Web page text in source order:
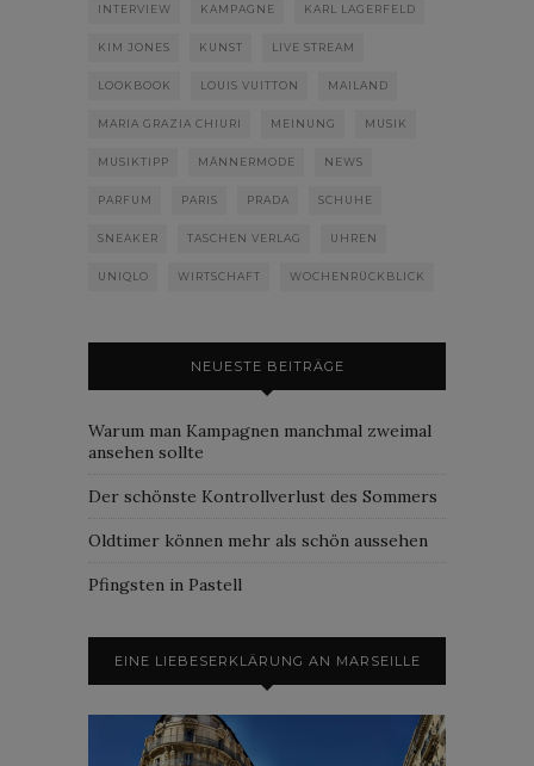
INTERVIEW KAMPAGNE KARL LAGERFELD
KIM JONES KUNST LIVE STREAM
LOOKBOOK LOUIS VUITTON MAILAND
MARIA GRAZIA CHIURI MEINUNG MUSIK
MUSIKTIPP MÄNNERMODE NEWS
PARFUM PARIS PRADA SCHUHE
SNEAKER TASCHEN VERLAG UHREN
UNIQLO WIRTSCHAFT WOCHENRÜCKBLICK
NEUESTE BEITRÄGE
Warum man Kampagnen manchmal zweimal
ansehen sollte
Der schönste Kontrollverlust des Sommers
Oldtimer können mehr als schön aussehen
Pfingsten in Pastell
EINE LIEBESERKLÄRUNG AN MARSEILLE